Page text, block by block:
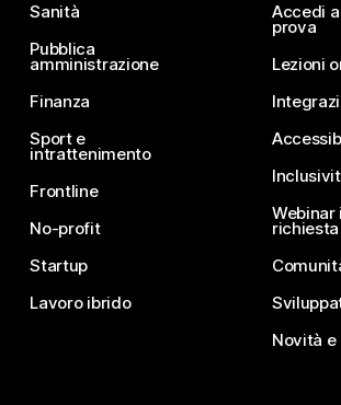
Sanità
Pubblica
amministrazione
Finanza
Sport e
intrattenimento
Frontline
No-profit
Startup
Lavoro ibrido
Accedi
prova
Lezioni
Webinar
richiesta
Novità e